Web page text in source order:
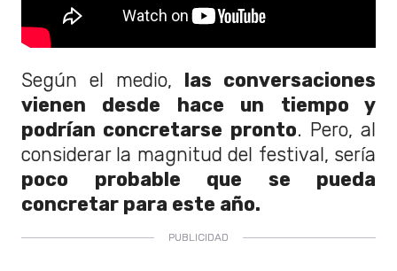
Según el medio,
las conversaciones
vienen desde hace un tiempo y
podrían concretarse pronto. Pero, al
considerar la magnitud del festival, sería
poco probable que se pueda
concretar para este año.